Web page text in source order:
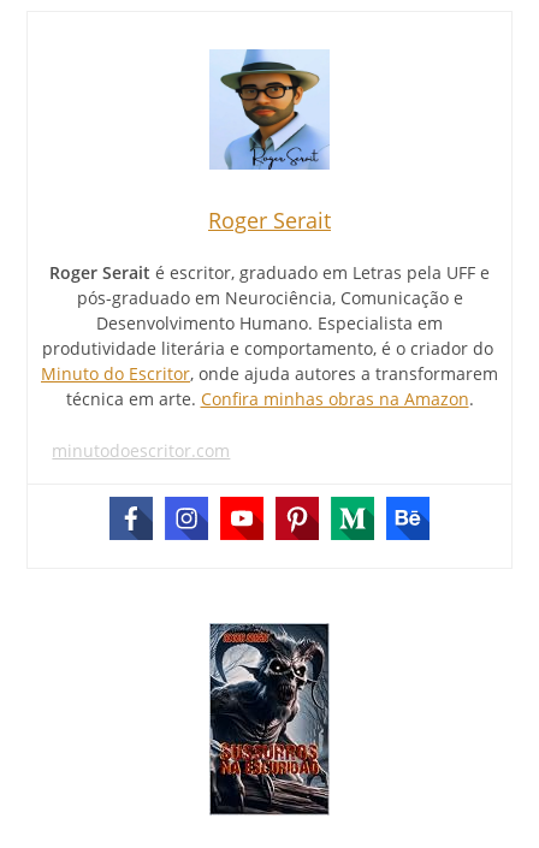
Roger Serait
Roger Serait é escritor, graduado em Letras pela UFF e
pós-graduado em Neurociência, Comunicação e
Desenvolvimento Humano. Especialista em
produtividade literária e comportamento, é o criador do
Minuto do Escritor, onde ajuda autores a transformarem
técnica em arte. Confira minhas obras na Amazon.
minutodoescritor.com